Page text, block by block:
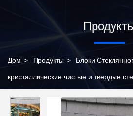
Дом > Продукты > Блоки
кристаллические чистые и твердые